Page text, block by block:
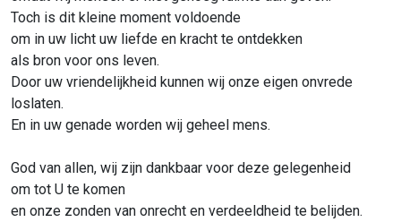
Toch is dit kleine moment voldoende
om in uw licht uw liefde en kracht te ontdekken
als bron voor ons leven.
Door uw vriendelijkheid kunnen wij onze eigen onvrede
loslaten.
En in uw genade worden wij geheel mens.
God van allen, wij zijn dankbaar voor deze gelegenheid
om tot U te komen
en onze zonden van onrecht en verdeeldheid te belijden.